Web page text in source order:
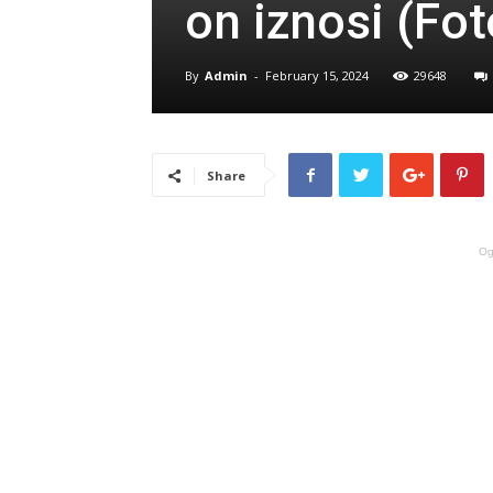
on iznosi
By Admin - February 15, 2024 29648
Share